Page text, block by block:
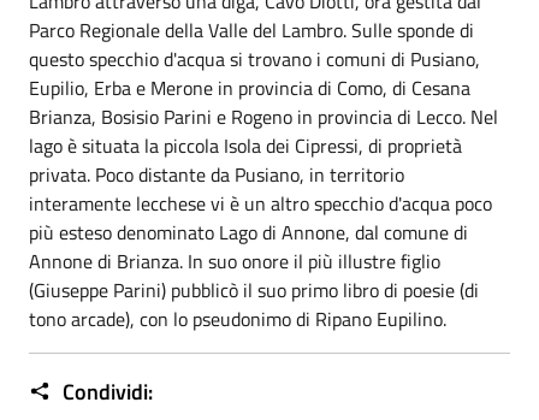
Parco Regionale della Valle del Lambro. Sulle sponde di
questo specchio d'acqua si trovano i comuni di Pusiano,
Eupilio, Erba e Merone in provincia di Como, di Cesana
Brianza, Bosisio Parini e Rogeno in provincia di Lecco. Nel
lago è situata la piccola Isola dei Cipressi, di proprietà
privata. Poco distante da Pusiano, in territorio
interamente lecchese vi è un altro specchio d'acqua poco
più esteso denominato Lago di Annone, dal comune di
Annone di Brianza. In suo onore il più illustre figlio
(Giuseppe Parini) pubblicò il suo primo libro di poesie (di
tono arcade), con lo pseudonimo di Ripano Eupilino.
Condividi: